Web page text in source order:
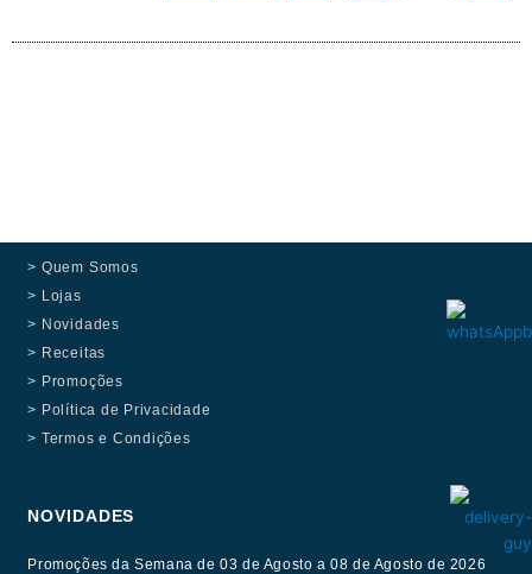
> Quem Somos
> Lojas
> Novidades
> Receitas
> Promoções
> Política de Privacidade
> Termos e Condições
NOVIDADES
Promoções da Semana de 03 de Agosto a 08 de Agosto de 2026